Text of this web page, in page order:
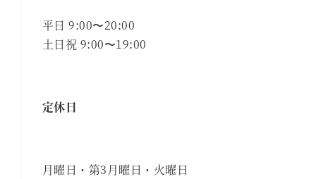
平日 9:00〜20:00
土日祝 9:00〜19:00
定休日
月曜日・第3月曜日・火曜日